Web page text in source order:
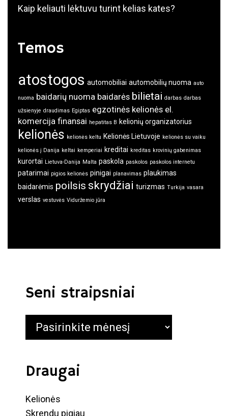
Kaip keliauti lėktuvu turint kelias kates?
Temos
atostogos automobiliai automobilių nuoma auto
nuoma baidarių nuoma baidarės bilietai darbas darbas
užsienyje draudimas Egiptas egzotinės kelionės el.
komercija finansai hepatitas B kelionių organizatorius
kelionės kelionės keltu Kelionės Lietuvoje kelionės su vaiku
kelionės į Danija keltai kemperiai kreditai kreditas krovinių gabenimas
kurortai Lietuva-Danija Malta paskola paskolos paskolos internetu
patarimai pigios kelionės pinigai planavimas plaukimas
baidarėmis poilsis skrydžiai turizmas Turkija vasara
verslas vestuvės Viduržemio jūra
Seni straipsniai
straipsniai
Draugai
Kelionės
Skrendu pigiau